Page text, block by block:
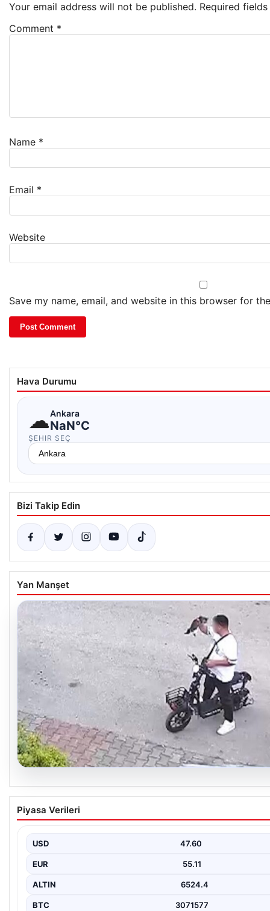
Your email address will not be published. Required
Comment *
Name *
Email *
Website
Save my name, email, and website in this browser for
Hava Durumu
☁Ankara
NaN°C
ŞEHIR SEÇ
Bizi Takip Edin
Yan Manşet
04.08.2026
Bolu’da Vahşet: Yavru Kediye İşlenen İğrenç
Yansıdı
bölgedeki sakinleri derinden sarstı. Elektrikli…
Piyasa Verileri
USD 47.60
EUR 55.11
ALTIN 6524.4
BTC 3071577